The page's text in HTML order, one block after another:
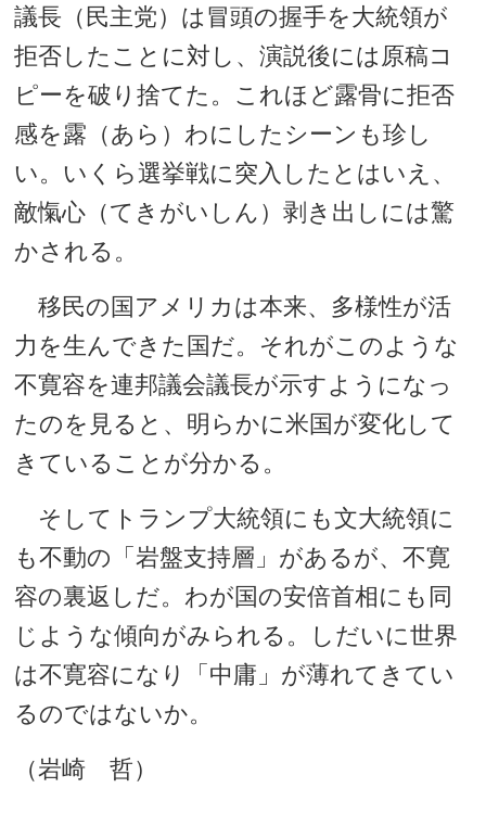
議長（民主党）は冒頭の握手を大統領が
拒否したことに対し、演説後には原稿コ
ピーを破り捨てた。これほど露骨に拒否
感を露（あら）わにしたシーンも珍し
い。いくら選挙戦に突入したとはいえ、
敵愾心（てきがいしん）剥き出しには驚
かされる。
移民の国アメリカは本来、多様性が活
力を生んできた国だ。それがこのような
不寛容を連邦議会議長が示すようになっ
たのを見ると、明らかに米国が変化して
きていることが分かる。
そしてトランプ大統領にも文大統領に
も不動の「岩盤支持層」があるが、不寛
容の裏返しだ。わが国の安倍首相にも同
じような傾向がみられる。しだいに世界
は不寛容になり「中庸」が薄れてきてい
るのではないか。
（岩崎 哲）